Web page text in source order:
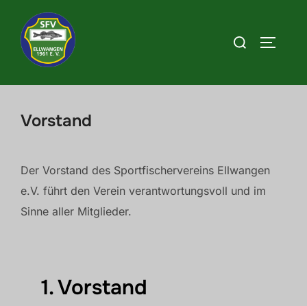
Inhalt
springen
Suchen
Vorstand
Der Vorstand des Sportfischervereins Ellwangen
e.V. führt den Verein verantwortungsvoll und im
Sinne aller Mitglieder.
1. Vorstand